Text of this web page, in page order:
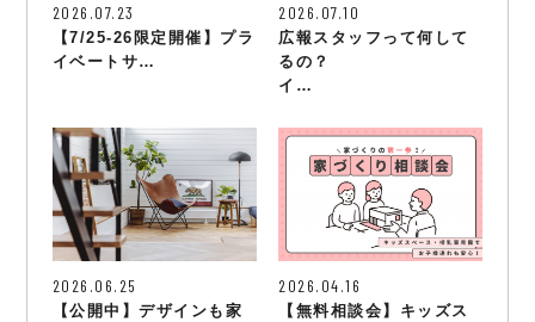
2026.07.23
【7/25-26限定開催】プラ
イベートサ…
2026.07.10
広報スタッフって何して
るの？
イ…
2026.06.25
【公開中】デザインも家
2026.04.16
【無料相談会】キッズス